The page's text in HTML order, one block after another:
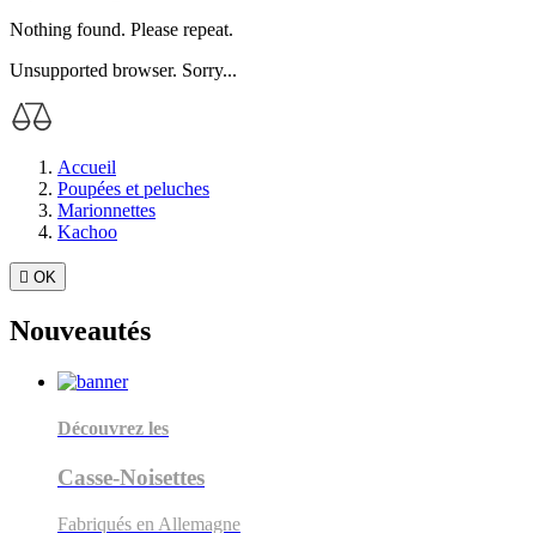
Nothing found. Please repeat.
Unsupported browser. Sorry...
Accueil
Poupées et peluches
Marionnettes
Kachoo
 OK
Nouveautés
Découvrez les
Casse-Noisettes
Fabriqués en Allemagne